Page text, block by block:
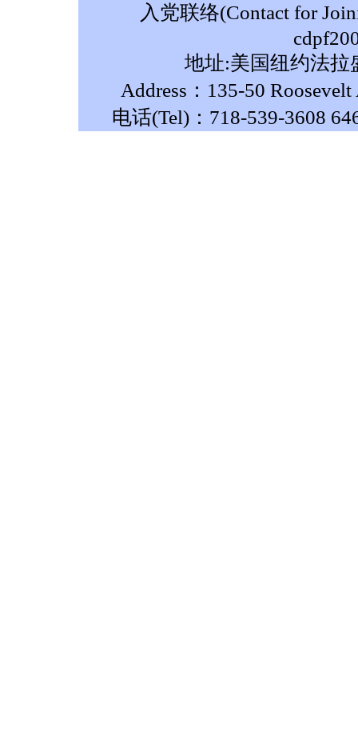
入党联络(Contact for
地址:美国纽约法拉
Address：135-50
电话(Tel)：718-539-3608